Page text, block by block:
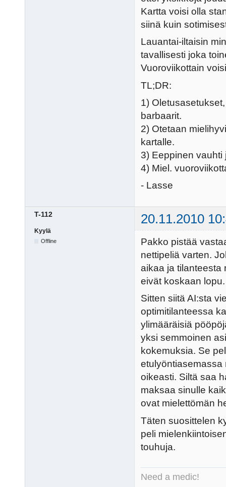
Kartta voisi olla
siinä kuin
Lauantai-iltaisin
tavallisesti joka
Vuoroviikottain
TL;DR:
1)
barbaarit.
2) Otetaan
kartalle.
3) Eeppinen vauhti
4) Miel.
- Lasse
T-112 20.11.2010
Kyylä
Offline
Pakko pistää
nettipeliä varten.
aikaa ja tilanteesta
eivät koskaan lopu.
Sitten siitä AI:sta
optimitilanteessa
ylimääräisiä
yksi semmoinen
kokemuksia. Se
etulyöntiasemassa
oikeasti. Siltä saa
maksaa sinulle
ovat mielettömän
Täten suosittelen
peli
touhuja.
Need a medic!